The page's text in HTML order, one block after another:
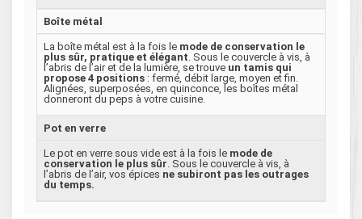
Boîte métal
La boîte métal est à la fois le mode de conservation le
plus sûr, pratique et élégant. Sous le couvercle à vis, à
l’abris de l’air et de la lumière, se trouve un tamis qui
propose 4 positions : fermé, débit large, moyen et fin.
Alignées, superposées, en quinconce, les boîtes métal
donneront du peps à votre cuisine.
Pot en verre
Le pot en verre sous vide est à la fois le mode de
conservation le plus sûr. Sous le couvercle à vis, à
l’abris de l’air, vos épices ne subiront pas les outrages
du temps.